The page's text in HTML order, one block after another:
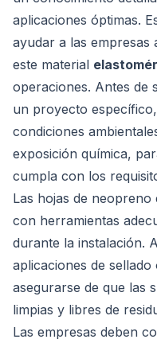
aplicaciones óptimas.
ayudar a las empresas
este material
operaciones. Antes de
un proyecto
condiciones
exposición química,
cumpla con los
Las hojas de
con herramientas
durante la instalación.
aplicaciones de
asegurarse de que las
limpias y libres de
Las empresas deben